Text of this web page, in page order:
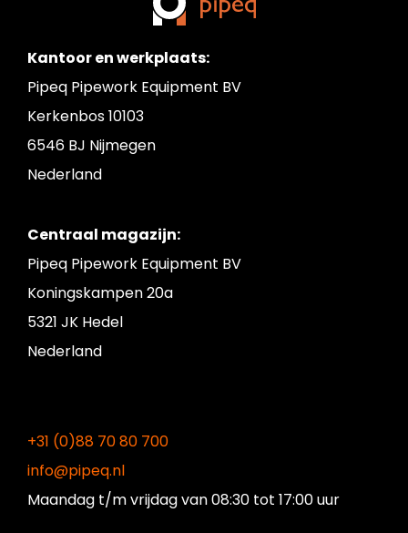
Kantoor en werkplaats:
Pipeq Pipework Equipment BV
Kerkenbos 10103
6546 BJ Nijmegen
Nederland
Centraal magazijn:
Pipeq Pipework Equipment BV
Koningskampen 20a
5321 JK Hedel
Nederland
+31 (0)88 70 80 700
info@pipeq.nl
Maandag t/m vrijdagvan 08:30 tot 17:00 uur